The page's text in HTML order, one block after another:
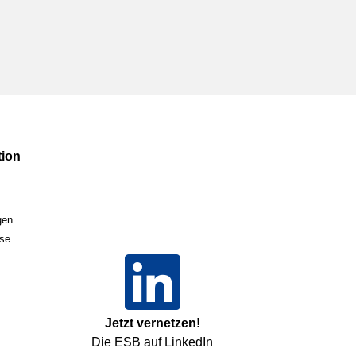
Jetzt vernetzen!
Die ESB auf LinkedIn